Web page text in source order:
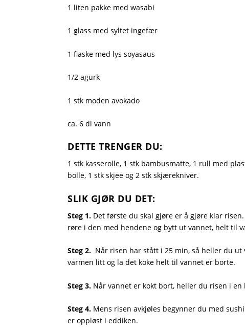
1 liten pakke med wasabi
1 glass med syltet ingefær
1 flaske med lys soyasaus
1/2 agurk
1 stk moden avokado
ca. 6 dl vann
DETTE TRENGER DU:
1 stk kasserolle, 1 stk bambusmatte, 1 rull med
bolle, 1 stk skjee og 2 stk skjærekniver.
SLIK GJØR DU DET:
Steg 1. Det første du skal gjøre er å gjøre klar
røre i den med hendene og bytt ut vannet, helt til
Steg 2. Når risen har stått i 25 min, så heller du
varmen litt og la det koke helt til vannet er borte.
Steg 3. Når vannet er kokt bort, heller du risen i
Steg 4. Mens risen avkjøles begynner du med
er oppløst i eddiken.